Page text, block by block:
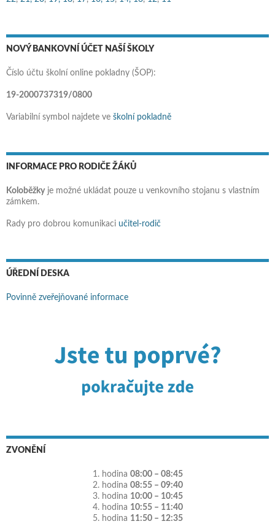
NOVÝ BANKOVNÍ ÚČET NAŠÍ ŠKOLY
Číslo účtu školní online pokladny (ŠOP):
19-2000737319/0800
Variabilní symbol najdete ve školní pokladně
INFORMACE PRO RODIČE ŽÁKŮ
Koloběžkyje možné ukládat pouze u venkovního stojanu s vlastním
zámkem.
Rady pro dobrou komunikaci učitel-rodič
ÚŘEDNÍ DESKA
Povinně zveřejňované informace
ZVONĚNÍ
1. hodina 08:00 – 08:45
2. hodina 08:55 – 09:40
3. hodina 10:00 – 10:45
4. hodina 10:55 – 11:40
5. hodina 11:50 – 12:35